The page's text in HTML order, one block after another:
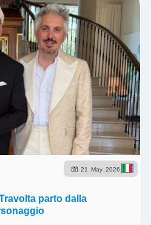
21 May 2026
parto dalla